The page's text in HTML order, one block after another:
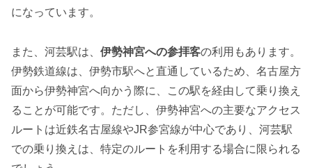
になっています。
また、河芸駅は、 伊勢神宮への参拝客の利用もあります。
伊勢鉄道線は、伊勢市駅へと直通しているため、名古屋方
面から伊勢神宮へ向かう際に、この駅を経由して乗り換え
ることが可能です。ただし、伊勢神宮への主要なアクセス
ルートは近鉄名古屋線やJR参宮線が中心であり、河芸駅
での乗り換えは、特定のルートを利用する場合に限られる